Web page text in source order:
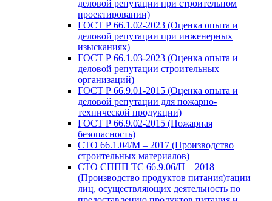
деловой репутации при строительном
проектировании)
ГОСТ Р 66.1.02-2023 (Оценка опыта и
деловой репутации при инженерных
изысканиях)
ГОСТ Р 66.1.03-2023 (Оценка опыта и
деловой репутации строительных
организаций)
ГОСТ Р 66.9.01-2015 (Оценка опыта и
деловой репутации для пожарно-
технической продукции)
ГОСТ Р 66.9.02-2015 (Пожарная
безопасность)
СТО 66.1.04/М – 2017 (Производство
строительных материалов)
СТО СППП ТС 66.9.06/П – 2018
(Производство продуктов питания)тации
лиц, осуществляющих деятельность по